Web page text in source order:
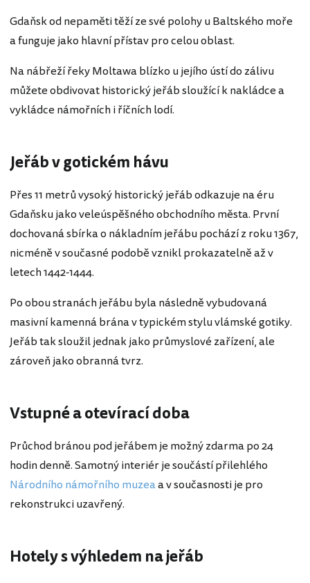
Gdaňsk od nepaměti těží ze své polohy u Baltského moře
a funguje jako hlavní přístav pro celou oblast.
Na nábřeží řeky Moltawa blízko u jejího ústí do zálivu
můžete obdivovat historický jeřáb sloužící k nakládce a
vykládce námořních i říčních lodí.
Jeřáb v gotickém hávu
Přes 11 metrů vysoký historický jeřáb odkazuje na éru
Gdaňsku jako veleúspěšného obchodního města. První
dochovaná sbírka o nákladním jeřábu pochází z roku 1367,
nicméně v současné podobě vznikl prokazatelně až v
letech 1442-1444.
Po obou stranách jeřábu byla následně vybudovaná
masivní kamenná brána v typickém stylu vlámské gotiky.
Jeřáb tak sloužil jednak jako průmyslové zařízení, ale
zároveň jako obranná tvrz.
Vstupné a otevírací doba
Průchod bránou pod jeřábem je možný zdarma po 24
hodin denně. Samotný interiér je součástí přilehlého
Národního námořního muzeaa v současnosti je pro
rekonstrukci uzavřený.
Hotely s výhledem na jeřáb